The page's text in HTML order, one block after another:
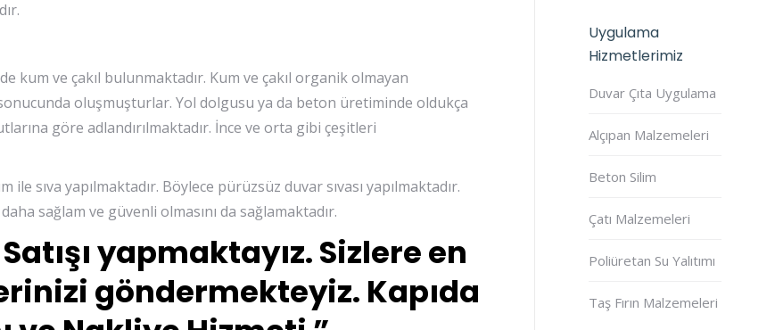
kum ve çakıl bulunmaktadır. Kum ve çakıl organik olmayan
oluşmuşturlar. Yol dolgusu ya da beton üretiminde oldukça
göre adlandırılmaktadır. İnce ve orta gibi çeşitleri
sıva yapılmaktadır. Böylece pürüzsüz duvar sıvası yapılmaktadır.
sağlam ve güvenli olmasını da sağlamaktadır.
Satışı yapmaktayız. Sizlere en
göndermekteyiz. Kapıda
Uygulama
Hizmetlerimiz
Duvar Çıta Uygulama
Alçıpan Malzemeleri
Beton Silim
Çatı Malzemeleri
Poliüretan Su Yalıtımı
Taş Fırın Malzemeleri